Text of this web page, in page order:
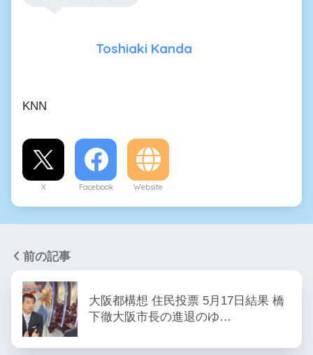
Toshiaki Kanda
KNN
X Facebook Website
前の記事
大阪都構想 住民投票 5月17日結果 橋
下徹大阪市長の進退のゆ…